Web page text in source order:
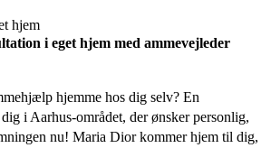
hjem
i eget hjem med ammevejleder
hjemme hos dig selv? En
i Aarhus-området, der ønsker personlig,
nu! Maria Dior kommer hjem til dig,